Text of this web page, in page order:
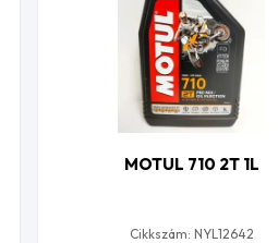
MOTUL 710 2T 1L
Cikkszám: NYL12642